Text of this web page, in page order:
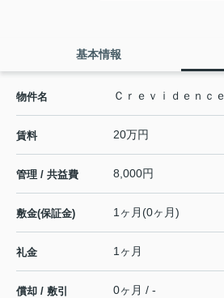
基本情報
物件名 Ｃｒｅｖｉｄｅｎｃｅ
賃料 20万円
管理 / 共益費 8,000円
敷金(保証金) 1ヶ月(0ヶ月)
礼金 1ヶ月
償却 / 敷引 0ヶ月 / -